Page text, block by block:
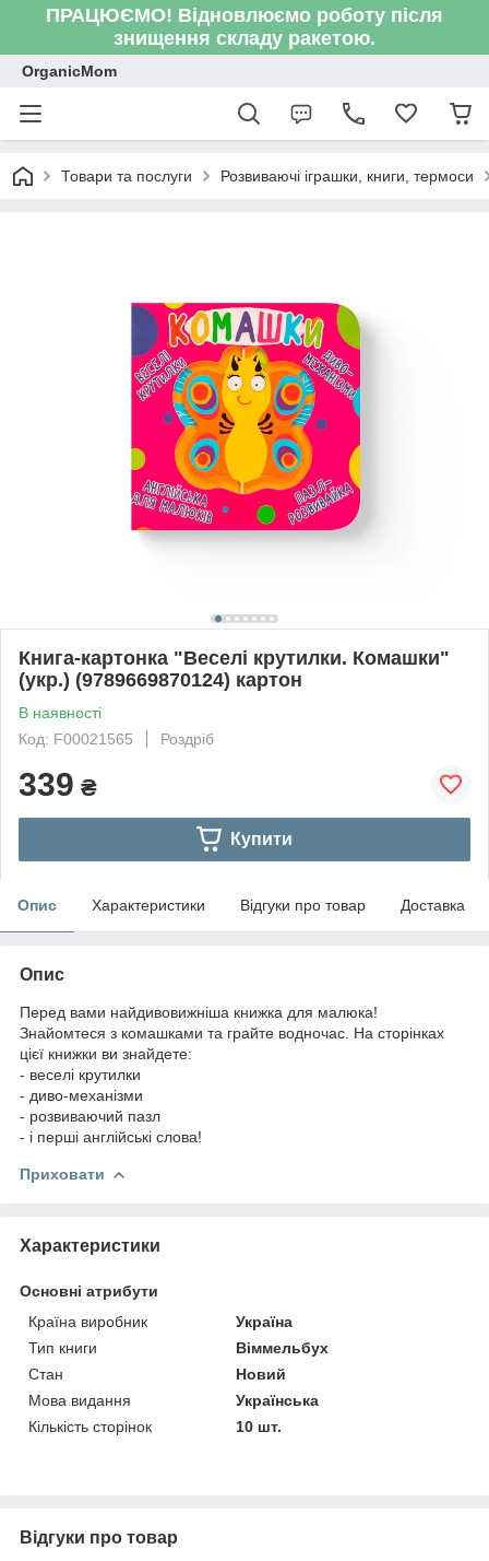
ПРАЦЮЄМО! Відновлюємо роботу після
знищення складу ракетою.
OrganicMom
Товари та послуги Розвиваючі іграшки, книги, термоси
Книга-картонка "Веселі крутилки. Комашки"
(укр.) (9789669870124) картон
В наявності
Код: F00021565
Роздріб
339 ₴
Купити
Опис Характеристики Відгуки про товар Доставка
Опис
Перед вами найдивовижніша книжка для малюка!
Знайомтеся з комашками та грайте водночас. На сторінках
цієї книжки ви знайдете:
- веселі крутилки
- диво-механізми
- розвиваючий пазл
- і перші англійські слова!
Приховати
Характеристики
Основні атрибути
Країна виробник
Україна
Тип книги
Віммельбух
Стан
Новий
Мова видання
Українська
Кількість сторінок
10 шт.
Відгуки про товар